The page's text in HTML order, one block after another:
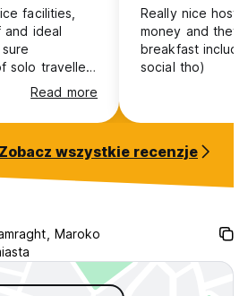
facilities,
ideal
solo travellers
Read more
Really nice
money and they
breakfast
social tho)
Zobacz wszystkie recenzje
Maroko